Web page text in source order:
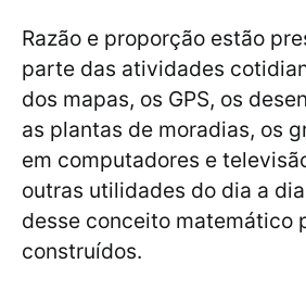
Razão e proporção estão
parte das atividades
dos mapas, os GPS, os
as plantas de moradias, os
em computadores e
outras utilidades do dia a
desse conceito matemático
construídos.